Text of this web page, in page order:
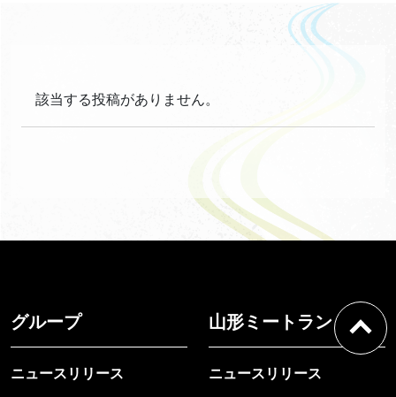
該当する投稿がありません。
グループ
ニュースリリース
山形ミートランド
ニュースリリース